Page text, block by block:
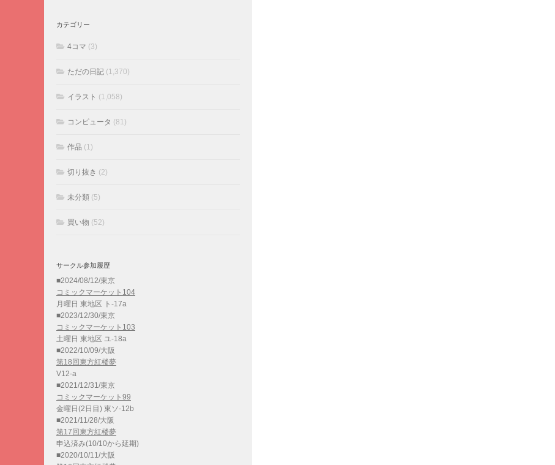
カテゴリー
4コマ (3)
ただの日記 (1,370)
イラスト (1,058)
コンピュータ (81)
作品 (1)
切り抜き (2)
未分類 (5)
買い物 (52)
サークル参加履歴
■2024/08/12/東京
コミックマーケット104
月曜日 東地区 ト-17a
■2023/12/30/東京
コミックマーケット103
土曜日 東地区 ユ-18a
■2022/10/09/大阪
第18回東方紅楼夢
V12-a
■2021/12/31/東京
コミックマーケット99
金曜日(2日目) 東ソ-12b
■2021/11/28/大阪
第17回東方紅楼夢
申込済み(10/10から延期)
■2020/10/11/大阪